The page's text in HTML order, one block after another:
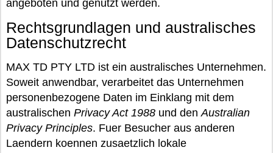
angeboten und genutzt werden.
Rechtsgrundlagen und australisches
Datenschutzrecht
MAX TD PTY LTD ist ein australisches Unternehmen.
Soweit anwendbar, verarbeitet das Unternehmen
personenbezogene Daten im Einklang mit dem
australischen Privacy Act 1988 und denAustralian
Privacy Principles. Fuer Besucher aus anderen
Laendern koennen zusaetzlich lokale